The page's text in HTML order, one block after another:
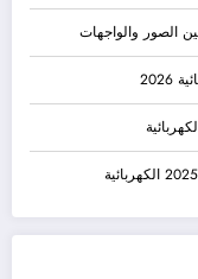
الصور والواجهات